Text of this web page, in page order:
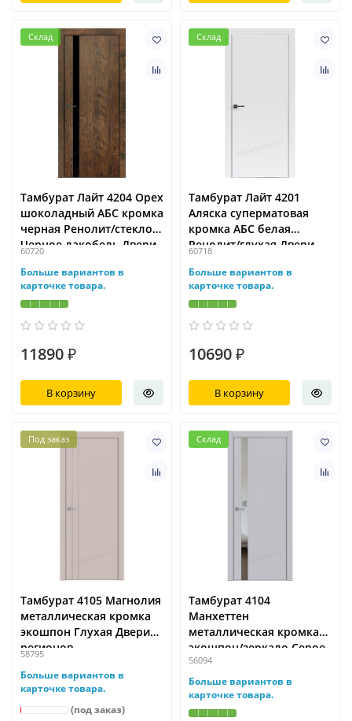
Склад
Тамбурат Лайт 4204 Орех
шоколадный АБС кромка
черная Ренолит/стекло
Черное лакобель Двери
60720
Больше вариантов в
карточке товара.
11890 ₽
В корзину
Склад
Тамбурат Лайт 4201
Аляска суперматовая
кромка АБС белая
Ренолит/глухая Двери
60718
Больше вариантов в
карточке товара.
10690 ₽
В корзину
Под заказ
Тамбурат 4105 Магнолия
металлическая кромка
экошпон Глухая Двери
регионов
58795
Больше вариантов в
карточке товара.
(под заказ)
Склад
Тамбурат 4104
Манхеттен
металлическая кромка
экошпон/зеркало Серое
Двери регионов
56094
Больше вариантов в
карточке товара.